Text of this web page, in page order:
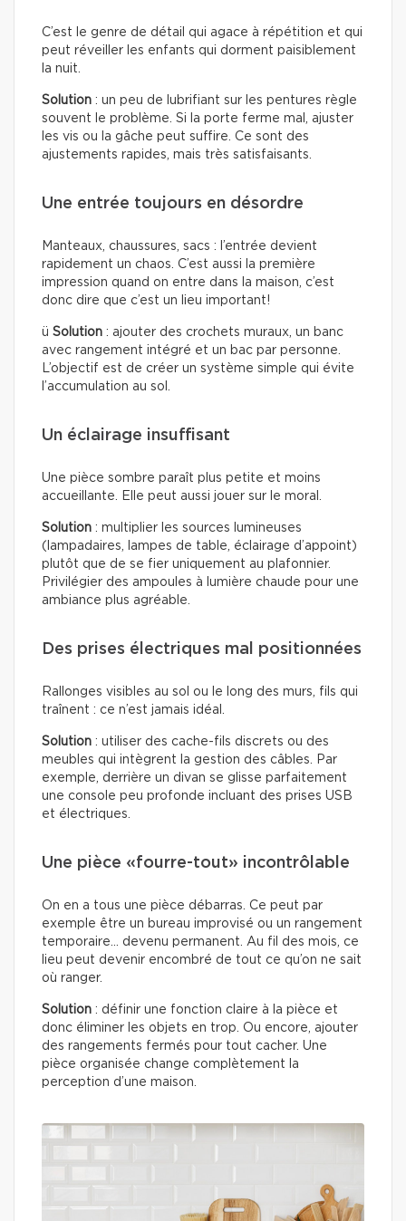
C’est le genre de détail qui agace à répétition et qui
peut réveiller les enfants qui dorment paisiblement
la nuit.
Solution : un peu de lubrifiant sur les pentures règle
souvent le problème. Si la porte ferme mal, ajuster
les vis ou la gâche peut suffire. Ce sont des
ajustements rapides, mais très satisfaisants.
Une entrée toujours en désordre
Manteaux, chaussures, sacs : l’entrée devient
rapidement un chaos. C’est aussi la première
impression quand on entre dans la maison, c’est
donc dire que c’est un lieu important!
ü Solution : ajouter des crochets muraux, un banc
avec rangement intégré et un bac par personne.
L’objectif est de créer un système simple qui évite
l’accumulation au sol.
Un éclairage insuffisant
Une pièce sombre paraît plus petite et moins
accueillante. Elle peut aussi jouer sur le moral.
Solution : multiplier les sources lumineuses
(lampadaires, lampes de table, éclairage d’appoint)
plutôt que de se fier uniquement au plafonnier.
Privilégier des ampoules à lumière chaude pour une
ambiance plus agréable.
Des prises électriques mal positionnées
Rallonges visibles au sol ou le long des murs, fils qui
traînent : ce n’est jamais idéal.
Solution : utiliser des cache-fils discrets ou des
meubles qui intègrent la gestion des câbles. Par
exemple, derrière un divan se glisse parfaitement
une console peu profonde incluant des prises USB
et électriques.
Une pièce «fourre-tout» incontrôlable
On en a tous une pièce débarras. Ce peut par
exemple être un bureau improvisé ou un rangement
temporaire… devenu permanent. Au fil des mois, ce
lieu peut devenir encombré de tout ce qu’on ne sait
où ranger.
Solution : définir une fonction claire à la pièce et
donc éliminer les objets en trop. Ou encore, ajouter
des rangements fermés pour tout cacher. Une
pièce organisée change complètement la
perception d’une maison.